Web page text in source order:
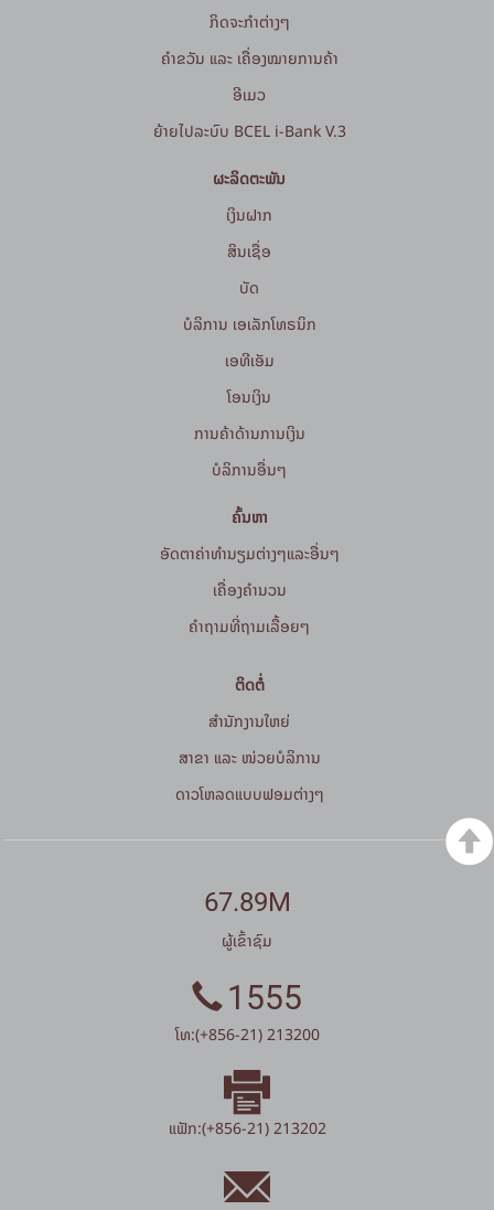
ກິດຈະກໍາຕ່າງໆ
ຄຳຂວັນ ແລະ ເຄື່ອງໝາຍການຄ້າ
ອີເມວ
ຍ້າຍໄປລະບົບ BCEL i-Bank V.3
ຜະລິດຕະພັນ
ເງິນຝາກ
ສິນເຊື່ອ
ບັດ
ບໍລິການ ເອເລັກໂທຣນິກ
ເອທີເອັມ
ໂອນເງິນ
ການຄ້າດ້ານການເງິນ
ບໍລິການອື່ນໆ
ຄົ້ນຫາ
ອັດຕາຄ່າທຳນຽມຕ່າງໆແລະອື່ນໆ
ເຄື່ອງຄຳນວນ
ຄໍາຖາມທີ່ຖາມເລື້ອຍໆ
ຕິດຕໍ່
ສໍານັກງານໃຫຍ່
ສາຂາ ແລະ ໜ່ວຍບໍລິການ
ດາວໂຫລດແບບຟອມຕ່າງໆ
67.89M
ຜູ້ເຂົ້າຊົມ
1555
ໂທ:(+856-21) 213200
ແຟັກ:(+856-21) 213202